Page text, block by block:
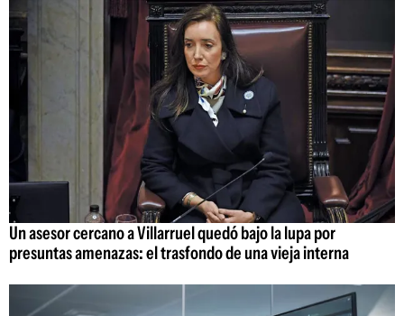
Un asesor cercano a Villarruel quedó bajo la lupa por
presuntas amenazas: el trasfondo de una vieja interna